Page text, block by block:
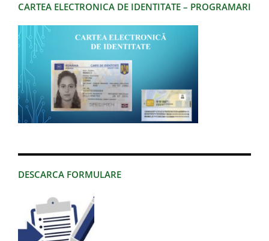
CARTEA ELECTRONICA DE IDENTITATE – PROGRAMARI
DESCARCA FORMULARE